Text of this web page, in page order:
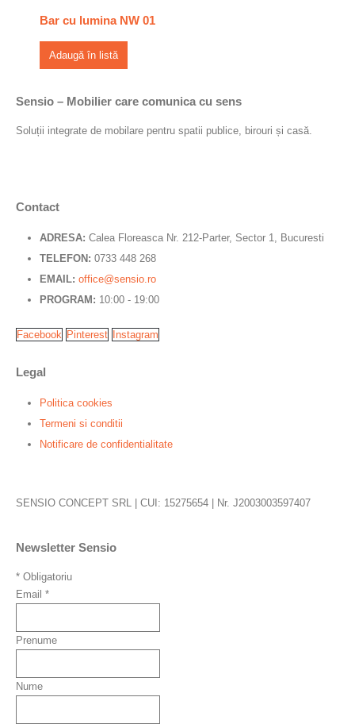
Bar cu lumina NW 01
Adaugă în listă
Sensio – Mobilier care comunica cu sens
Soluții integrate de mobilare pentru spatii publice, birouri și casă.
Contact
ADRESA: Calea Floreasca Nr. 212-Parter, Sector 1, Bucuresti
TELEFON: 0733 448 268
EMAIL: office@sensio.ro
PROGRAM: 10:00 - 19:00
Facebook Pinterest Instagram
Legal
Politica cookies
Termeni si conditii
Notificare de confidentialitate
SENSIO CONCEPT SRL | CUI: 15275654 | Nr. J2003003597407
Newsletter Sensio
* Obligatoriu
Email *
Prenume
Nume